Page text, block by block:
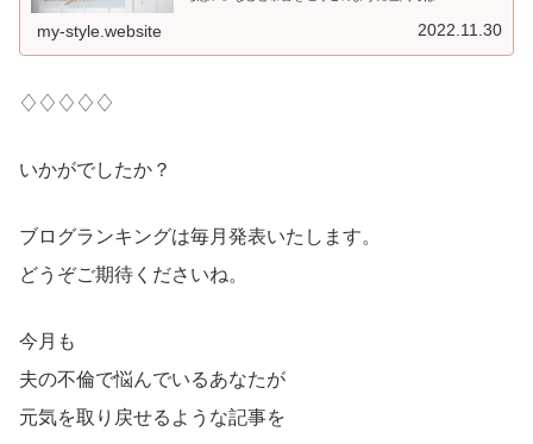
my-style.website 2022.11.30
♢♢♢♢♢
いかがでしたか？
ブログランキングは毎月発表いたします。
どうぞご期待くださいね。
今月も
夫の不倫で悩んでいるあなたが
元気を取り戻せるような記事を